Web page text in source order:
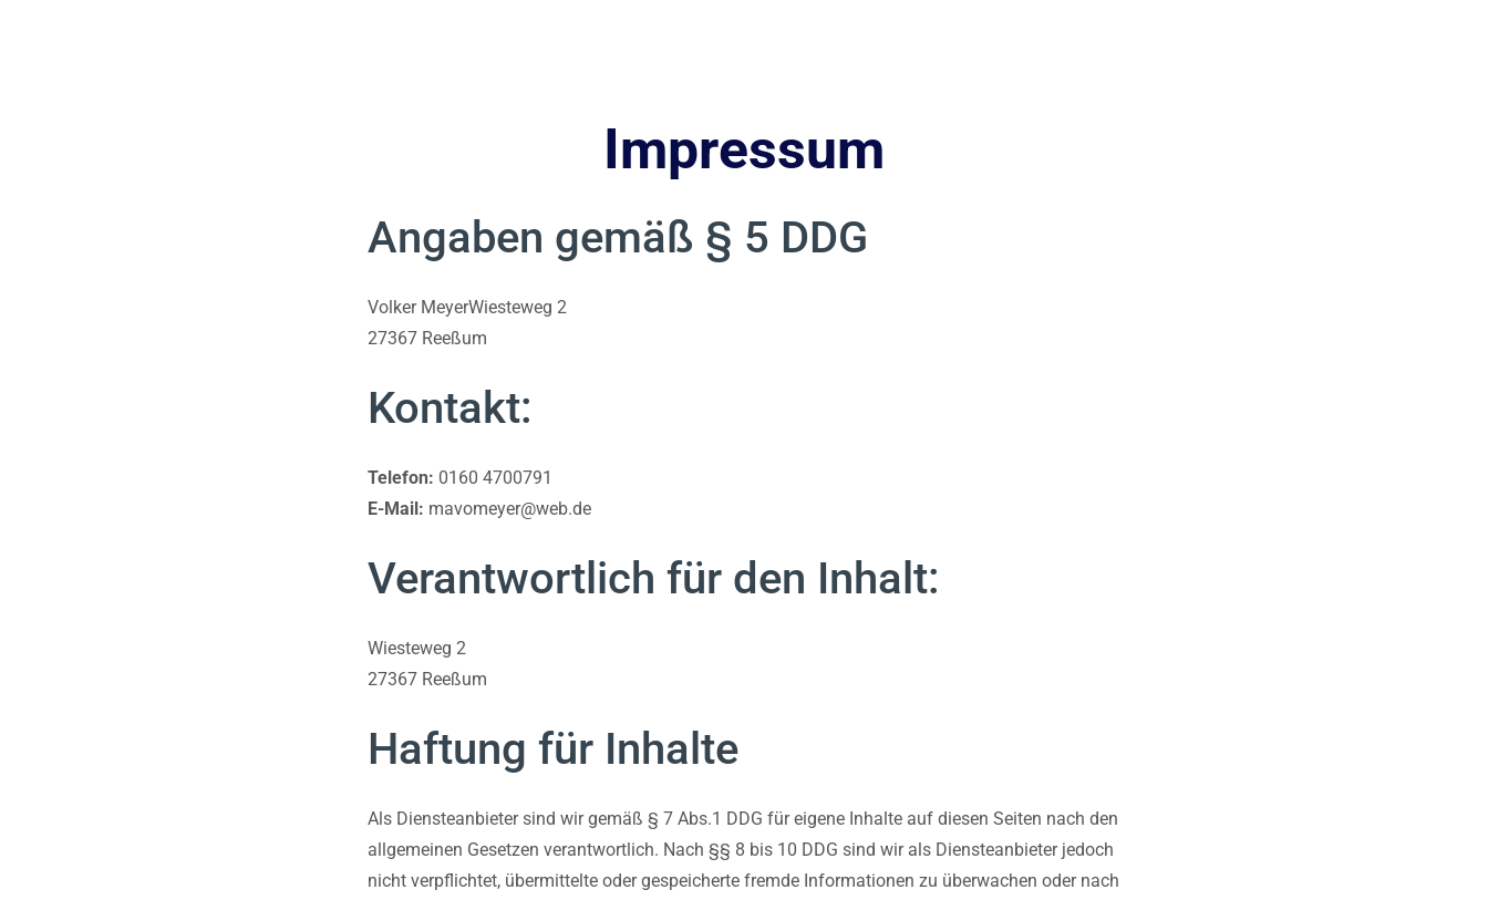
Impressum
Angaben gemäß § 5 DDG
Volker MeyerWiesteweg 2
27367 Reeßum
Kontakt:
Telefon: 0160 4700791
E-Mail: mavomeyer@web.de
Verantwortlich für den Inhalt:
Wiesteweg 2
27367 Reeßum
Haftung für Inhalte
Als Diensteanbieter sind wir gemäß § 7 Abs.1 DDG für eigene Inhalte auf diesen Seiten nach den
allgemeinen Gesetzen verantwortlich. Nach §§ 8 bis 10 DDG sind wir als Diensteanbieter jedoch
nicht verpflichtet, übermittelte oder gespeicherte fremde Informationen zu überwachen oder nach